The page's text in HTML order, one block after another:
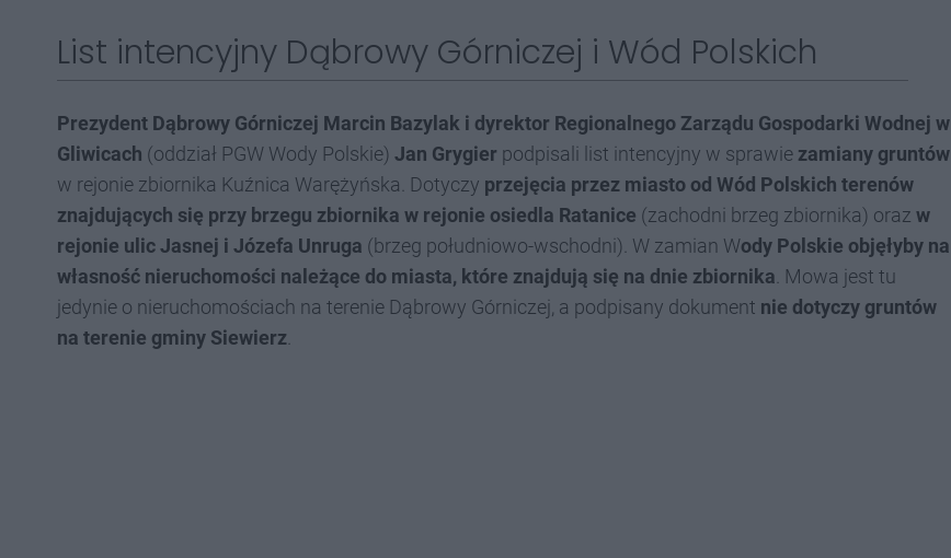
List intencyjny Dąbrowy Górniczej i Wód Polskich
Prezydent Dąbrowy Górniczej Marcin Bazylak i dyrektor Regionalnego Zarządu Gospodarki Wodnej w
Gliwicach (oddział PGW Wody Polskie) Jan Grygier podpisali list intencyjny w sprawie zamiany gruntów
w rejonie zbiornika Kuźnica Warężyńska. Dotyczy przejęcia przez miasto od Wód Polskich terenów
znajdujących się przy brzegu zbiornika w rejonie osiedla Ratanice (zachodni brzeg zbiornika) oraz w
rejonie ulic Jasnej i Józefa Unruga (brzeg południowo-wschodni). W zamian Wody Polskie objęłyby na
własność nieruchomości należące do miasta, które znajdują się na dnie zbiornika . Mowa jest tu
jedynie o nieruchomościach na terenie Dąbrowy Górniczej, a podpisany dokument nie dotyczy gruntów
na terenie gminy Siewierz